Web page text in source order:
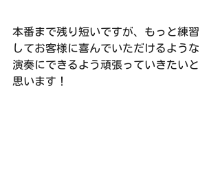
本番まで残り短いですが、もっと練習
してお客様に喜んでいただけるような
演奏にできるよう頑張っていきたいと
思います！